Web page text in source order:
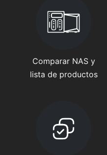
Comparar NAS y
lista de productos